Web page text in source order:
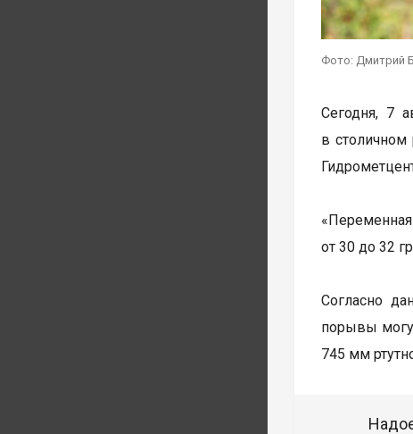
Фото: Дмитрий
Сегодня, 7
в
от 30 до 32
Согласно
порывы
745 мм